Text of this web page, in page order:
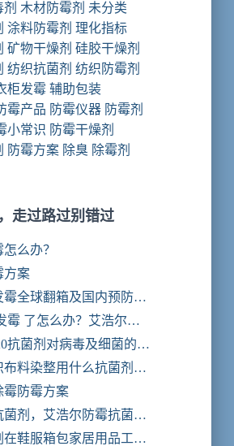
木材防霉剂 未分类
涂料防霉剂 理化指标
矿物干燥剂 硅胶干燥剂
纺织抗菌剂 纺织防霉剂
柜发霉 辅助包装
霉产品 防霉仪器 防霉剂
小常识 防霉干燥剂
防霉方案 除臭 除霉剂
走过路过别错过
么办？
方案
霉全球翻箱及国内预防发
霉 了怎么办？艾浩尔防
让你的商品不再霉变。
抗菌剂对病毒及细菌的影
布料染整用什么抗菌剂比
霉防霉方案
菌剂，艾浩尔防霉抗菌效
，符合欧美环保国际标
在鞋服箱包家居用品工艺